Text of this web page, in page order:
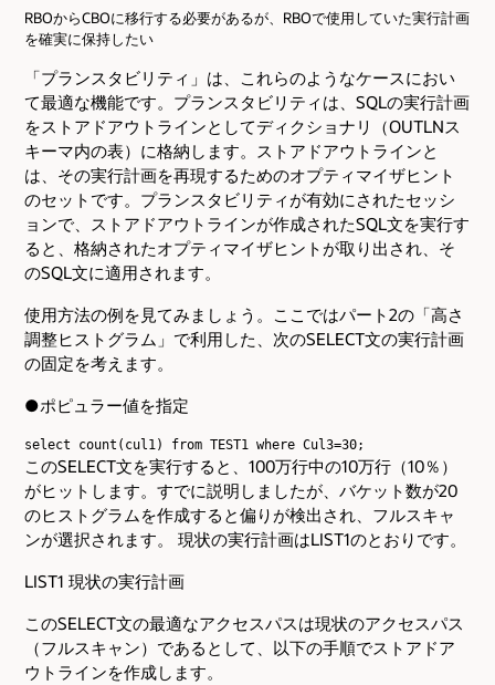
RBOからCBOに移行する必要があるが、RBOで使用していた実行計画
を確実に保持したい
「プランスタビリティ」は、これらのようなケースにおい
て最適な機能です。プランスタビリティは、SQLの実行計画
をストアドアウトラインとしてディクショナリ（OUTLNス
キーマ内の表）に格納します。ストアドアウトラインと
は、その実行計画を再現するためのオプティマイザヒント
のセットです。プランスタビリティが有効にされたセッシ
ョンで、ストアドアウトラインが作成されたSQL文を実行す
ると、格納されたオプティマイザヒントが取り出され、そ
のSQL文に適用されます。
使用方法の例を見てみましょう。ここではパート2の「高さ
調整ヒストグラム」で利用した、次のSELECT文の実行計画
の固定を考えます。
●ポピュラー値を指定
select count(cul1) from TEST1 where Cul3=30;
このSELECT文を実行すると、100万行中の10万行（10％）
がヒットします。すでに説明しましたが、バケット数が20
のヒストグラムを作成すると偏りが検出され、フルスキャ
ンが選択されます。 現状の実行計画はLIST1のとおりです。
LIST1 現状の実行計画
このSELECT文の最適なアクセスパスは現状のアクセスパス
（フルスキャン）であるとして、以下の手順でストアドア
ウトラインを作成します。